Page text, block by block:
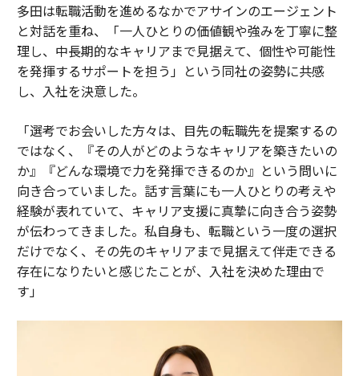
多田は転職活動を進めるなかでアサインのエージェント
と対話を重ね、「一人ひとりの価値観や強みを丁寧に整
理し、中長期的なキャリアまで見据えて、個性や可能性
を発揮するサポートを担う」という同社の姿勢に共感
し、入社を決意した。
「選考でお会いした方々は、目先の転職先を提案するの
ではなく、『その人がどのようなキャリアを築きたいの
か』『どんな環境で力を発揮できるのか』という問いに
向き合っていました。話す言葉にも一人ひとりの考えや
経験が表れていて、キャリア支援に真摯に向き合う姿勢
が伝わってきました。私自身も、転職という一度の選択
だけでなく、その先のキャリアまで見据えて伴走できる
存在になりたいと感じたことが、入社を決めた理由で
す」